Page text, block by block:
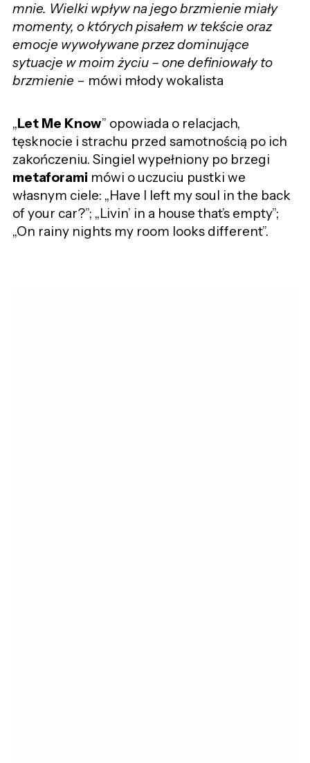
mnie. Wielki wpływ na jego brzmienie miały
momenty, o których pisałem w tekście oraz
emocje wywoływane przez dominujące
sytuacje w moim życiu – one definiowały to
brzmienie – mówi młody wokalista
„Let Me Know” opowiada o relacjach,
tęsknocie i strachu przed samotnością po ich
zakończeniu. Singiel wypełniony po brzegi
metaforami mówi o uczuciu pustki we
własnym ciele: „Have I left my soul in the back
of your car?”; „Livin’ in a house that’s empty”;
„On rainy nights my room looks different”.